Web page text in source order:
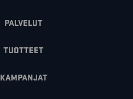
PALVELUT
TUOTTEET
KAMPANJAT